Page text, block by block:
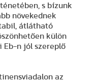
s bízunk
növekednek
átlátható
külön
Eb-n jól szereplő
az